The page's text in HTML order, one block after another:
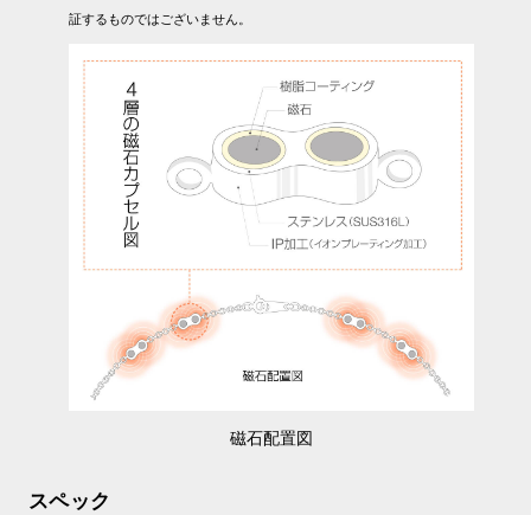
証するものではございません。
磁石配置図
スペック